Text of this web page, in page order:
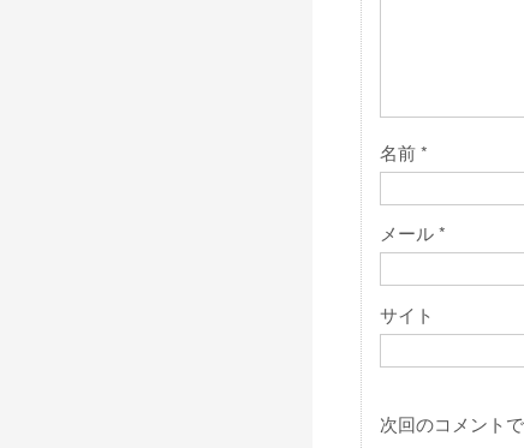
名前*
メール*
サイト
次回のコメント